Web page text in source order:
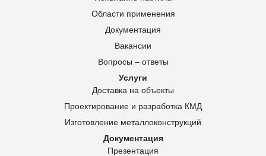
Области применения
Документация
Вакансии
Вопросы – ответы
Услуги
Доставка на объекты
Проектирование и разработка КМД
Изготовление металлоконструкций
Документация
Презентация